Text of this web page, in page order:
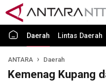
Daerah Lintas Daerah
ANTARA Daerah
Kemenag Kupang